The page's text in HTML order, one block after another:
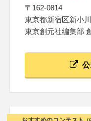
〒162-0814
東京都新宿区新小
東京創元社編集部